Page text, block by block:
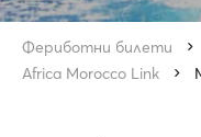
Фериботни билети
Africa Morocco Link